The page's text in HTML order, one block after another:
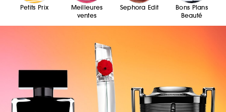
Petits Prix
Meilleures
ventes
Sephora Edit
Bons Plans
Beauté